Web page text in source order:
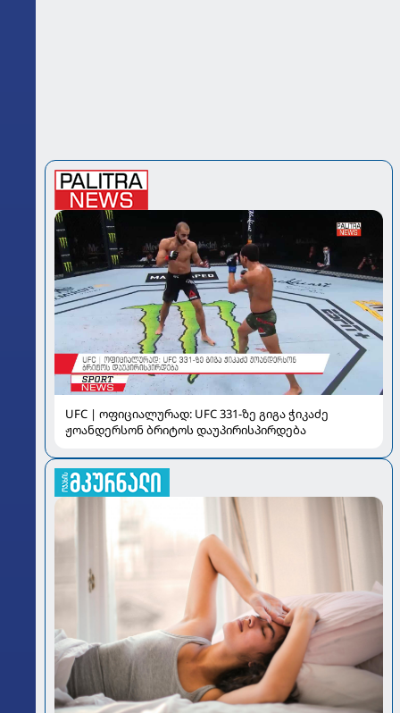
UFC | ოფიციალურად: UFC 331-ზე გიგა ჭიკაძე
ჟოანდერსონ ბრიტოს დაუპირისპირდება